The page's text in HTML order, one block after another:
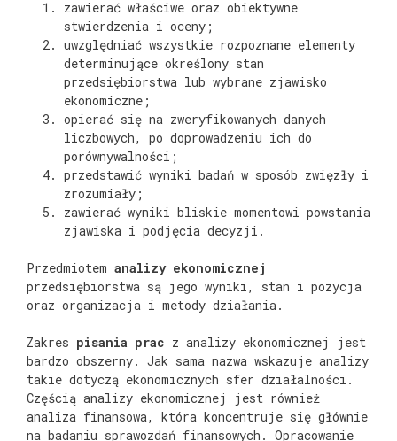
zawierać właściwe oraz obiektywne
stwierdzenia i oceny;
uwzględniać wszystkie rozpoznane elementy
determinujące określony stan
przedsiębiorstwa lub wybrane zjawisko
ekonomiczne;
opierać się na zweryfikowanych danych
liczbowych, po doprowadzeniu ich do
porównywalności;
przedstawić wyniki badań w sposób zwięzły i
zrozumiały;
zawierać wyniki bliskie momentowi powstania
zjawiska i podjęcia decyzji.
Przedmiotem analizy ekonomicznej
przedsiębiorstwa są jego wyniki, stan i pozycja
oraz organizacja i metody działania.
Zakres pisania prac z analizy ekonomicznej jest
bardzo obszerny. Jak sama nazwa wskazuje analizy
takie dotyczą ekonomicznych sfer działalności.
Częścią analizy ekonomicznej jest również
analiza finansowa, która koncentruje się głównie
na badaniu sprawozdań finansowych. Opracowanie